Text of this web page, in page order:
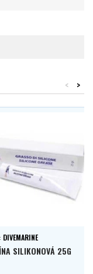
>
<
DIVEMARINE
SILIKONOVÁ 25G